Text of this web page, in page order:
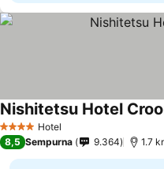
4 BintangHotel
Nishitetsu Hotel
8,5 Sempurna 9.364 1.7